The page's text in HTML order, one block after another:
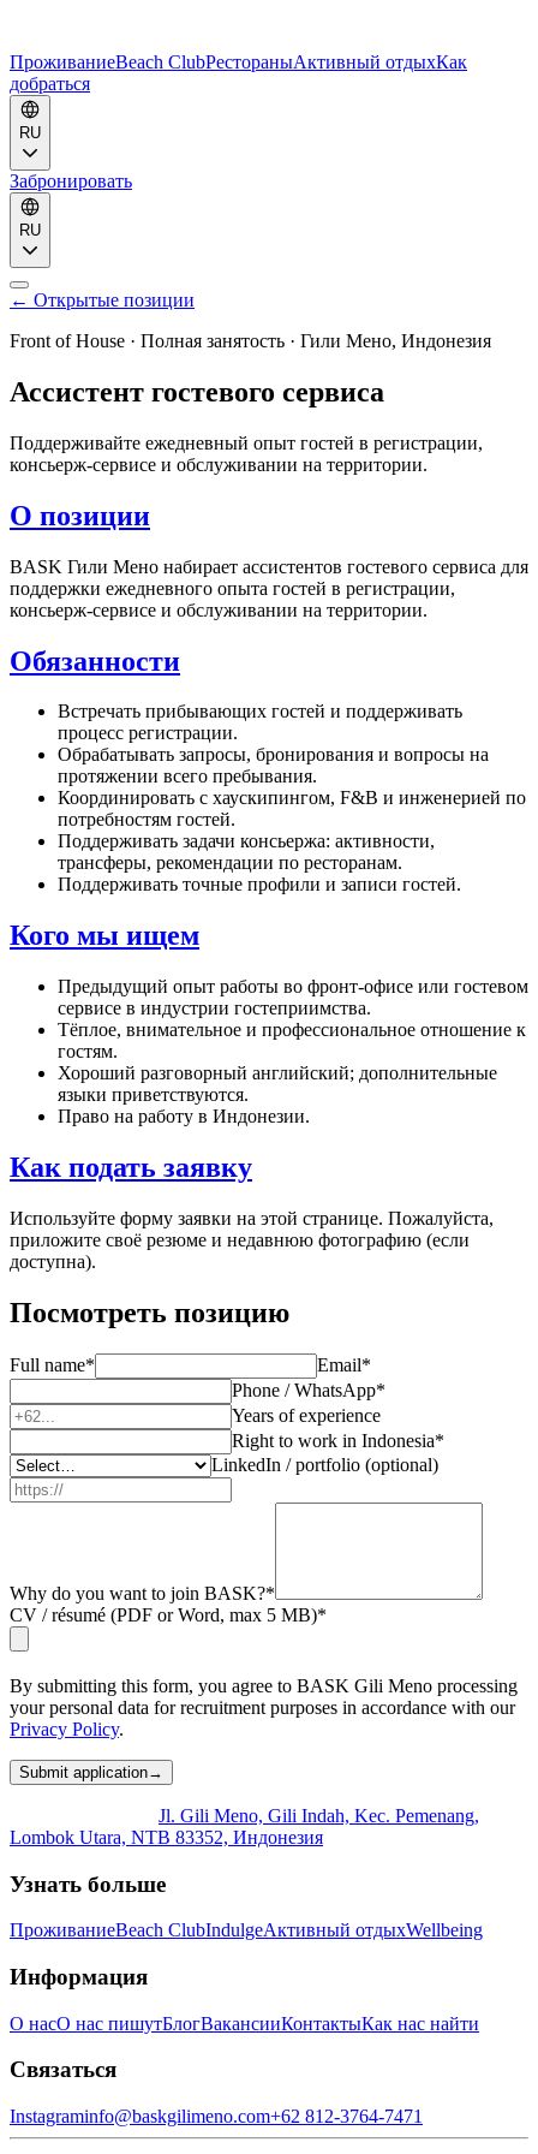
ПроживаниеBeach ClubРестораныАктивный отдыхКак
добраться
RU
Забронировать
RU
← Открытые позиции
Front of House · Полная занятость · Гили Мено, Индонезия
Ассистент гостевого сервиса
Поддерживайте ежедневный опыт гостей в регистрации,
консьерж-сервисе и обслуживании на территории.
О позиции
BASK Гили Мено набирает ассистентов гостевого сервиса для
поддержки ежедневного опыта гостей в регистрации,
консьерж-сервисе и обслуживании на территории.
Обязанности
Встречать прибывающих гостей и поддерживать
процесс регистрации.
Обрабатывать запросы, бронирования и вопросы на
протяжении всего пребывания.
Координировать с хаускипингом, F&B и инженерией по
потребностям гостей.
Поддерживать задачи консьержа: активности,
трансферы, рекомендации по ресторанам.
Поддерживать точные профили и записи гостей.
Кого мы ищем
Предыдущий опыт работы во фронт-офисе или гостевом
сервисе в индустрии гостеприимства.
Тёплое, внимательное и профессиональное отношение к
гостям.
Хороший разговорный английский; дополнительные
языки приветствуются.
Право на работу в Индонезии.
Как подать заявку
Используйте форму заявки на этой странице. Пожалуйста,
приложите своё резюме и недавнюю фотографию (если
доступна).
Посмотреть позицию
Full name* Email*
Phone / WhatsApp*
Years of experience
Right to work in Indonesia*
LinkedIn / portfolio (optional)
Why do you want to join BASK?*
CV / résumé (PDF or Word, max 5 MB)*
By submitting this form, you agree to BASK Gili Meno processing
your personal data for recruitment purposes in accordance with our
Privacy Policy.
Submit application→
Jl. Gili Meno, Gili Indah, Kec. Pemenang,
Lombok Utara, NTB 83352, Индонезия
Узнать больше
ПроживаниеBeach ClubIndulgeАктивный отдыхWellbeing
Информация
О насО нас пишутБлогВакансииКонтактыКак нас найти
Связаться
Instagraminfo@baskgilimeno.com+62 812-3764-7471